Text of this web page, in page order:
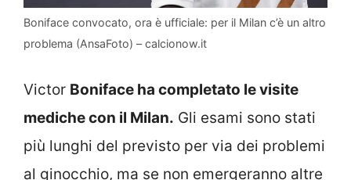
Boniface convocato, ora è ufficiale: per il Milan c’è un altro
problema (AnsaFoto) – calcionow.it
Victor Boniface ha completato le visite
mediche con il Milan. Gli esami sono stati
più lunghi del previsto per via dei problemi
al ginocchio, ma se non emergeranno altre